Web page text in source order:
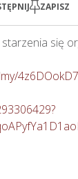
ZAPISZ
się